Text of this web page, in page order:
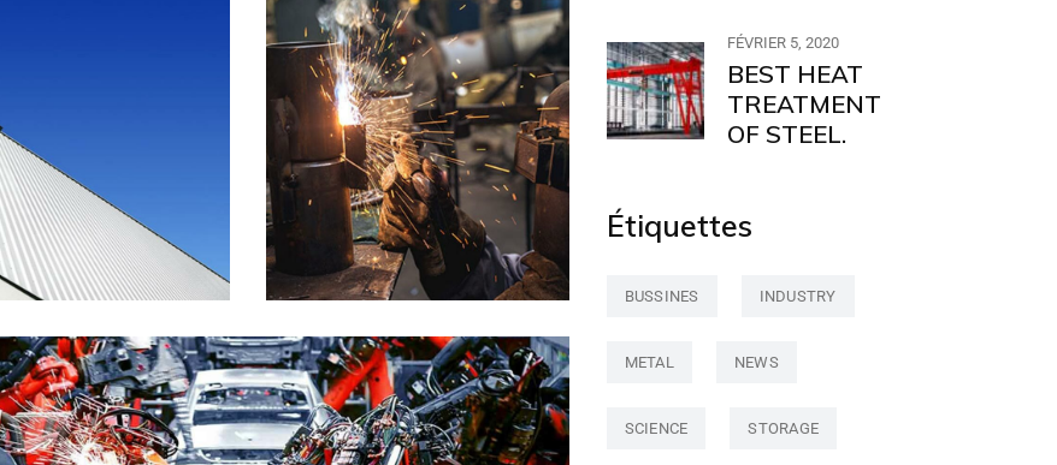
FÉVRIER 5, 2020
BEST HEAT
TREATMENT
OF STEEL.
Étiquettes
BUSSINES INDUSTRY
METAL NEWS
SCIENCE STORAGE